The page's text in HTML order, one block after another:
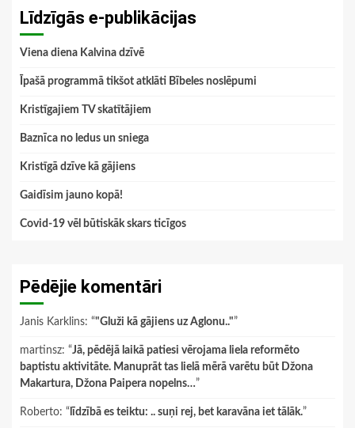
Līdzīgās e-publikācijas
Viena diena Kalvina dzīvē
Īpašā programmā tikšot atklāti Bībeles noslēpumi
Kristīgajiem TV skatītājiem
Baznīca no ledus un sniega
Kristīgā dzīve kā gājiens
Gaidīsim jauno kopā!
Covid-19 vēl būtiskāk skars ticīgos
Pēdējie komentāri
Janis Karklins: “"Gluži kā gājiens uz Aglonu.."”
martinsz: “Jā, pēdējā laikā patiesi vērojama liela reformēto
baptistu aktivitāte. Manuprāt tas lielā mērā varētu būt Džona
Makartura, Džona Paipera nopelns…”
Roberto: “ līdzībā es teiktu: .. suņi rej, bet karavāna iet tālāk.”